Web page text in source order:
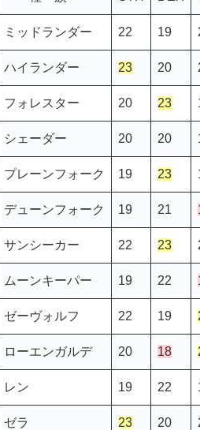
ミッドランダー 22 19
ハイランダー 23 20
フォレスター 20 23
シェーダー 20 20
プレーンフォーク 19 23
デューンフォーク 19 21
サンシーカー 22 23
ムーンキーパー 19 22
ゼーヴォルフ 22 19
ローエンガルデ 20 18
レン 19 22
ゼラ 23 20